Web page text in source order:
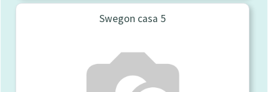
Swegon casa 5